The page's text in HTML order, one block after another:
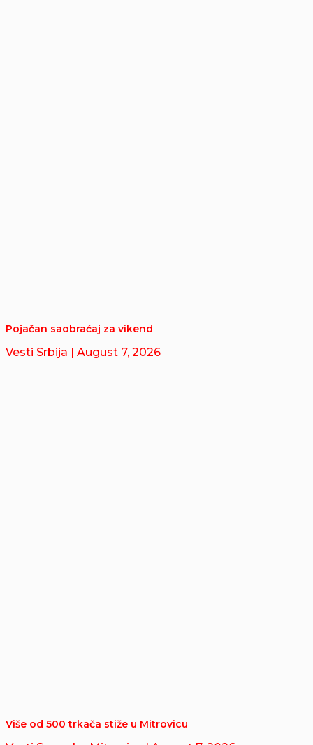
Pojačan saobraćaj za vikend
Vesti Srbija | August 7, 2026
Više od 500 trkača stiže u Mitrovicu